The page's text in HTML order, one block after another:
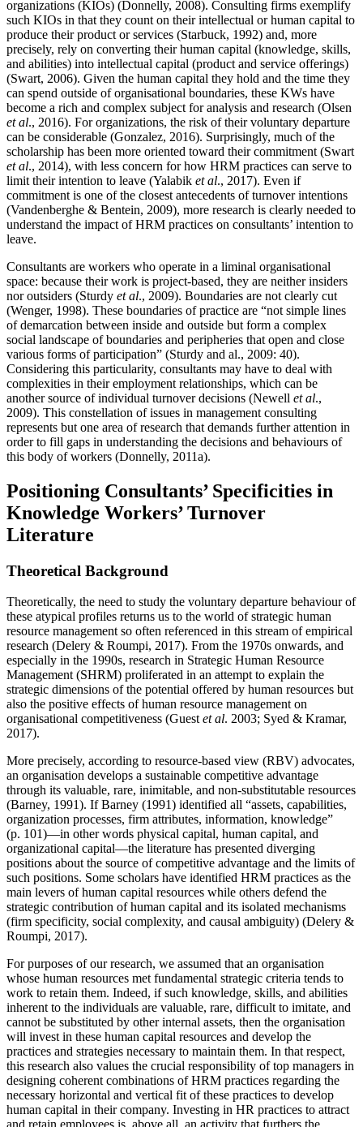
organizations (KIOs) (Donnelly, 2008). Consulting firms exemplify
such KIOs in that they count on their intellectual or human capital to
produce their product or services (Starbuck, 1992) and, more
precisely, rely on converting their human capital (knowledge, skills,
and abilities) into intellectual capital (product and service offerings)
(Swart, 2006). Given the human capital they hold and the time they
can spend outside of organisational boundaries, these KWs have
become a rich and complex subject for analysis and research (Olsen
et al., 2016). For organizations, the risk of their voluntary departure
can be considerable (Gonzalez, 2016). Surprisingly, much of the
scholarship has been more oriented toward their commitment (Swart
et al., 2014), with less concern for how HRM practices can serve to
limit their intention to leave (Yalabik et al., 2017). Even if
commitment is one of the closest antecedents of turnover intentions
(Vandenberghe & Bentein, 2009), more research is clearly needed to
understand the impact of HRM practices on consultants’ intention to
leave.
Consultants are workers who operate in a liminal organisational
space: because their work is project-based, they are neither insiders
nor outsiders (Sturdy et al., 2009). Boundaries are not clearly cut
(Wenger, 1998). These boundaries of practice are “not simple lines
of demarcation between inside and outside but form a complex
social landscape of boundaries and peripheries that open and close
various forms of participation” (Sturdy and al., 2009: 40).
Considering this particularity, consultants may have to deal with
complexities in their employment relationships, which can be
another source of individual turnover decisions (Newell et al.,
2009). This constellation of issues in management consulting
represents but one area of research that demands further attention in
order to fill gaps in understanding the decisions and behaviours of
this body of workers (Donnelly, 2011a).
Positioning Consultants’ Specificities in
Knowledge Workers’ Turnover
Literature
Theoretical Background
Theoretically, the need to study the voluntary departure behaviour of
these atypical profiles returns us to the world of strategic human
resource management so often referenced in this stream of empirical
research (Delery & Roumpi, 2017). From the 1970s onwards, and
especially in the 1990s, research in Strategic Human Resource
Management (SHRM) proliferated in an attempt to explain the
strategic dimensions of the potential offered by human resources but
also the positive effects of human resource management on
organisational competitiveness (Guest et al. 2003; Syed & Kramar,
2017).
More precisely, according to resource-based view (RBV) advocates,
an organisation develops a sustainable competitive advantage
through its valuable, rare, inimitable, and non-substitutable resources
(Barney, 1991). If Barney (1991) identified all “assets, capabilities,
organization processes, firm attributes, information, knowledge”
(p. 101)—in other words physical capital, human capital, and
organizational capital—the literature has presented diverging
positions about the source of competitive advantage and the limits of
such positions. Some scholars have identified HRM practices as the
main levers of human capital resources while others defend the
strategic contribution of human capital and its isolated mechanisms
(firm specificity, social complexity, and causal ambiguity) (Delery &
Roumpi, 2017).
For purposes of our research, we assumed that an organisation
whose human resources met fundamental strategic criteria tends to
work to retain them. Indeed, if such knowledge, skills, and abilities
inherent to the individuals are valuable, rare, difficult to imitate, and
cannot be substituted by other internal assets, then the organisation
will invest in these human capital resources and develop the
practices and strategies necessary to maintain them. In that respect,
this research also values the crucial responsibility of top managers in
designing coherent combinations of HRM practices regarding the
necessary horizontal and vertical fit of these practices to develop
human capital in their company. Investing in HR practices to attract